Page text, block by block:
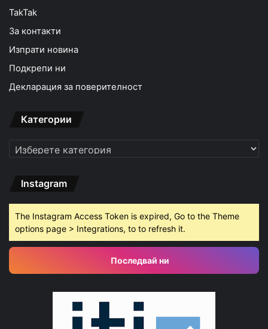
TakTak
За контакти
Изпрати новина
Подкрепи ни
Декларация за поверителност
Категории
Категории
Instagram
The Instagram Access Token is expired, Go to the Theme
options page > Integrations, to to refresh it.
Последвай ни